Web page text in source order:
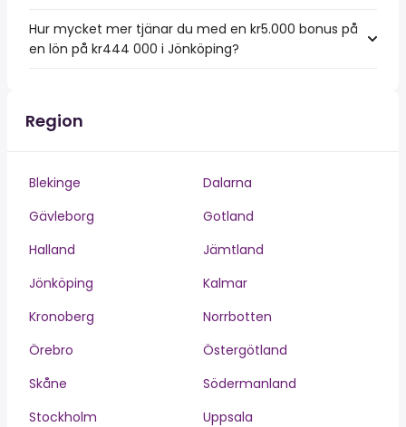
Hur mycket mer tjänar du med en kr5.000 bonus på
en lön på kr444 000 i Jönköping?
Region
Blekinge
Dalarna
Gävleborg
Gotland
Halland
Jämtland
Jönköping
Kalmar
Kronoberg
Norrbotten
Örebro
Östergötland
Skåne
Södermanland
Stockholm
Uppsala